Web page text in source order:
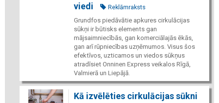
viedi
Reklāmraksts
Grundfos piedāvātie apkures cirkulācijas
sūkņi ir būtisks elements gan
mājsaimniecībās, gan komerciālajās ēkās,
gan arī rūpniecības uzņēmumos. Visus šos
efektīvos, uzticamos un viedos sūkņus
atradīsiet Onninen Express veikalos Rīgā,
Valmierā un Liepājā.
Kā izvēlēties cirkulācijas sūkni